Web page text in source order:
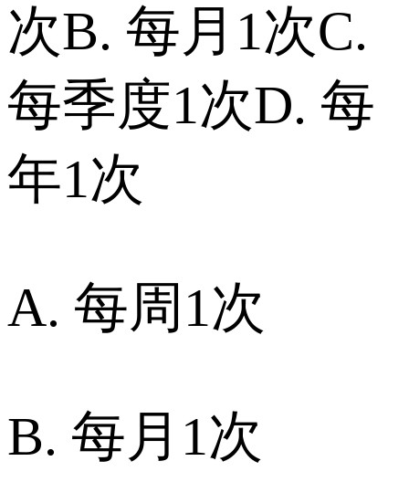
次 B. 每月1次 C.
每季度1次 D. 每
年1次
A. 每周1次
B. 每月1次